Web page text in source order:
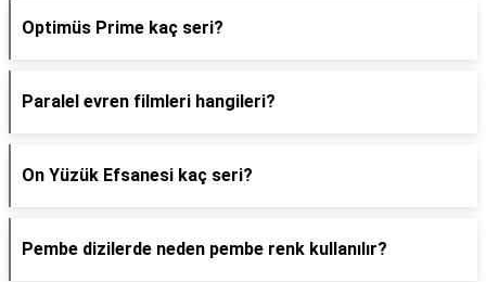
Optimüs Prime kaç seri?
Paralel evren filmleri hangileri?
On Yüzük Efsanesi kaç seri?
Pembe dizilerde neden pembe renk kullanılır?